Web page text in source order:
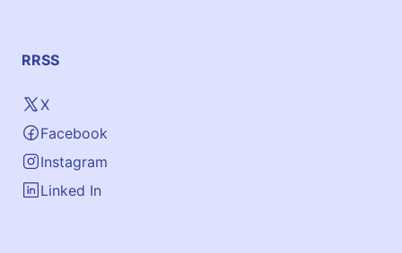
RRSS
X
Facebook
Instagram
Linked In